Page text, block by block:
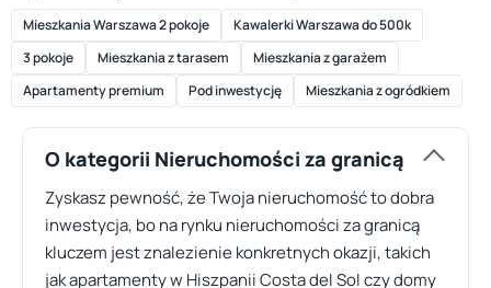
Mieszkania Warszawa 2 pokoje
Kawalerki Warszawa do 500k
3 pokoje
Mieszkania z tarasem
Mieszkania z garażem
Apartamenty premium
Pod inwestycję Mieszkania z ogródkiem
O kategorii Nieruchomości za granicą
Zyskasz pewność, że Twoja nieruchomość to dobra
inwestycja, bo na rynku nieruchomości za granicą
kluczem jest znalezienie konkretnych okazji, takich
jak apartamenty w Hiszpanii Costa del Sol czy domy